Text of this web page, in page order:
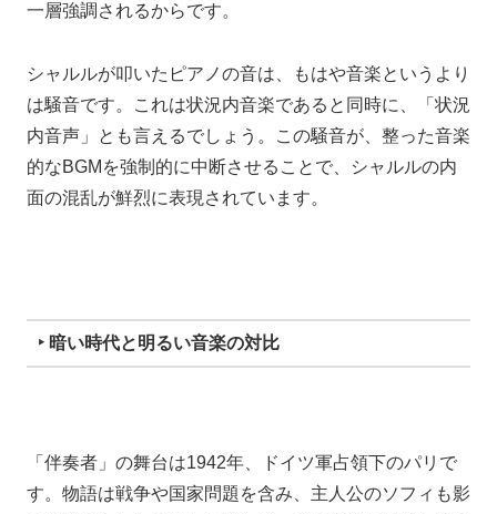
一層強調されるからです。
シャルルが叩いたピアノの音は、もはや音楽というより
は騒音です。これは状況内音楽であると同時に、「状況
内音声」とも言えるでしょう。この騒音が、整った音楽
的なBGMを強制的に中断させることで、シャルルの内
面の混乱が鮮烈に表現されています。
‣ 暗い時代と明るい音楽の対比
「伴奏者」の舞台は1942年、ドイツ軍占領下のパリで
す。物語は戦争や国家問題を含み、主人公のソフィも影